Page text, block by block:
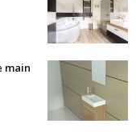
main